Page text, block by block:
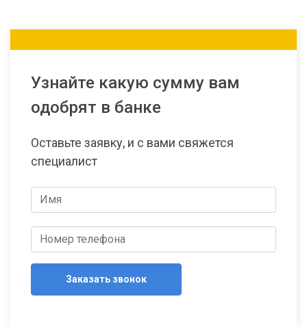
Узнайте какую сумму вам
одобрят в банке
Оставьте заявку, и с вами свяжется
специалист
Заказать звонок